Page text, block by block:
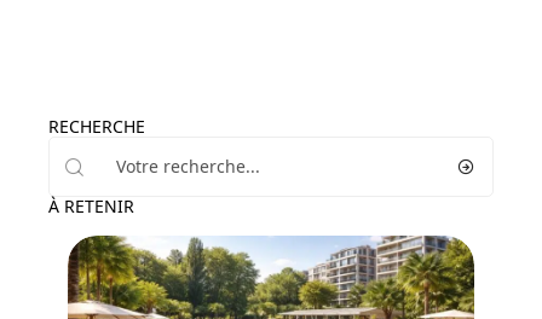
RECHERCHE
À RETENIR